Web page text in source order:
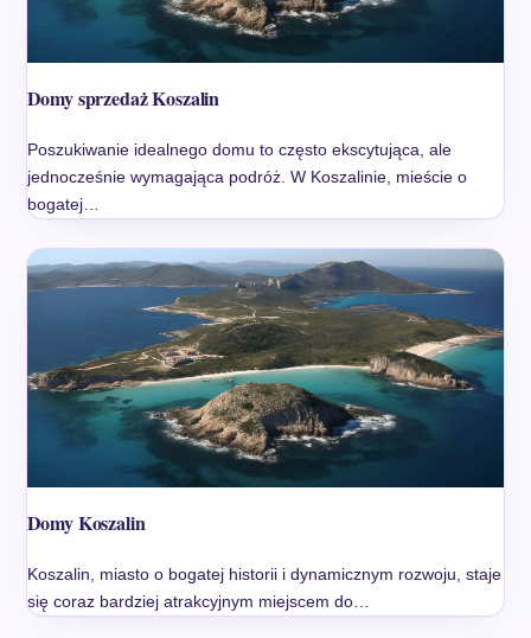
Domy sprzedaż Koszalin
Poszukiwanie idealnego domu to często ekscytująca, ale
jednocześnie wymagająca podróż. W Koszalinie, mieście o
bogatej…
Domy Koszalin
Koszalin, miasto o bogatej historii i dynamicznym rozwoju, staje
się coraz bardziej atrakcyjnym miejscem do…